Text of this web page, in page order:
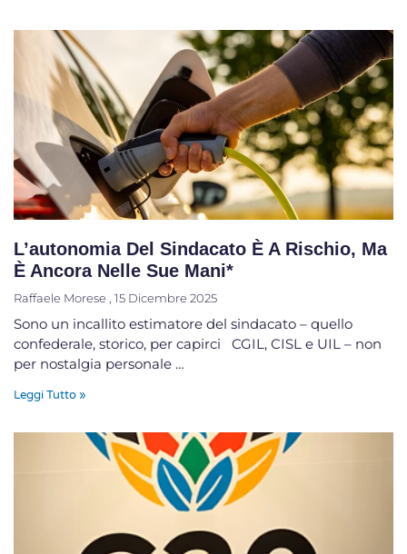
L’autonomia Del Sindacato È A Rischio, Ma
È Ancora Nelle Sue Mani*
Raffaele Morese 15 Dicembre 2025
Sono un incallito estimatore del sindacato – quello
confederale, storico, per capirci CGIL, CISL e UIL – non
per nostalgia personale …
Leggi Tutto »